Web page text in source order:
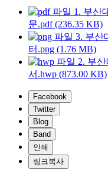
1. 부산
문.pdf (236.35 KB)
3. 부산
터.png (1.76 MB)
2. 부
서.hwp (873.00 KB)
Facebook
Twitter
Blog
Band
인쇄
링크복사